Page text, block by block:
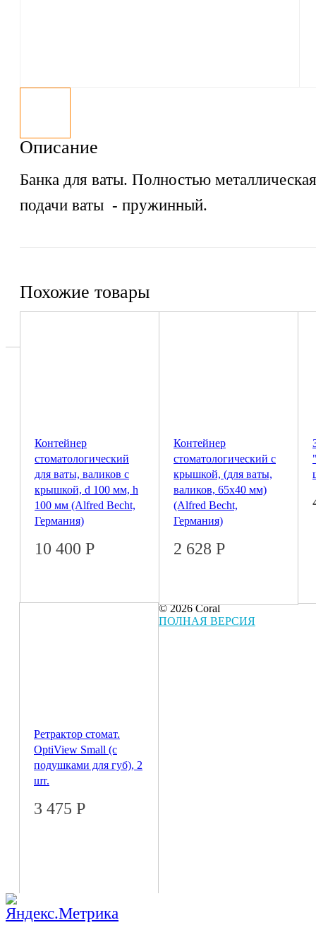
Описание
Банка для ваты. Полностью
подачи ваты - пружинный.
Похожие товары
Контейнер
стоматологический
для ваты, валиков с
крышкой, d 100 мм, h
100 мм (Alfred Becht,
Германия)
10 400 Р
Контейнер
стоматологический с
крышкой, (для ваты,
валиков, 65х40 мм)
(Alfred Becht,
Германия)
2 628 Р
Ретрактор стомат.
OptiView Small (с
подушками для губ), 2
шт.
3 475 Р
© 2026 Coral
ПОЛНАЯ ВЕРСИЯ